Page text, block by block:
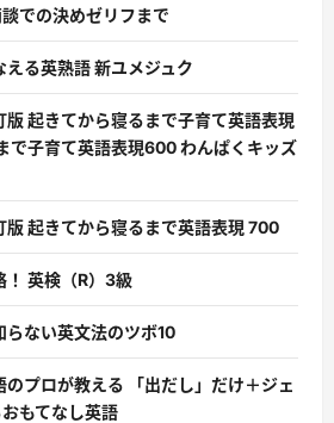
での決めゼリフまで
える英熟語 新ユメジュク
版 起きてから寝るまで子育て英語表現
で子育て英語表現600 わんぱくキッズ
版 起きてから寝るまで英語表現 700
！ 英検（R）3級
らない英文法のツボ10
のプロが教える 「出だし」だけ＋ジェ
もてなし英語